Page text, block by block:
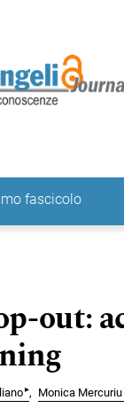
fascicolo
out:
▸ Monica Mercuriu